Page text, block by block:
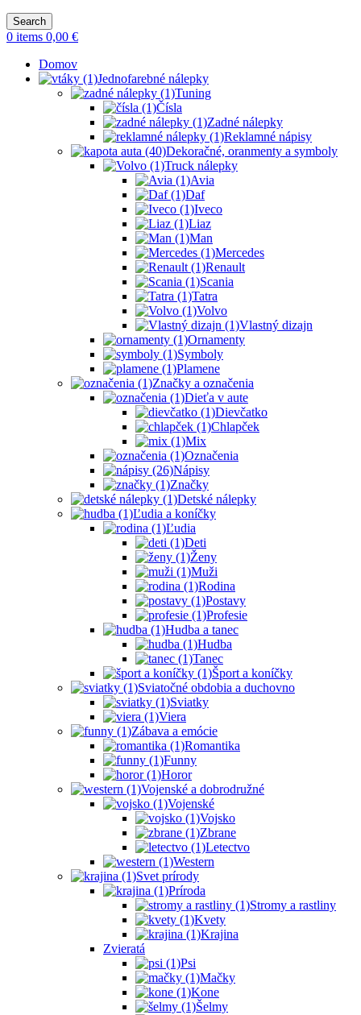
Search
0 items 0,00 €
Domov
Jednofarebné nálepky
Tuning
Čísla
Zadné nálepky
Reklamné nápisy
Dekoračné, oranmenty a symboly
Truck nálepky
Avia
Daf
Iveco
Liaz
Man
Mercedes
Renault
Scania
Tatra
Volvo
Vlastný dizajn
Ornamenty
Symboly
Plamene
Značky a označenia
Dieťa v aute
Dievčatko
Chlapček
Mix
Označenia
Nápisy
Značky
Detské nálepky
Ľudia a koníčky
Ľudia
Deti
Ženy
Muži
Rodina
Postavy
Profesie
Hudba a tanec
Hudba
Tanec
Šport a koníčky
Sviatočné obdobia a duchovno
Sviatky
Viera
Zábava a emócie
Romantika
Funny
Horor
Vojenské a dobrodružné
Vojenské
Vojsko
Zbrane
Letectvo
Western
Svet prírody
Príroda
Stromy a rastliny
Kvety
Krajina
Zvieratá
Psi
Mačky
Kone
Šelmy